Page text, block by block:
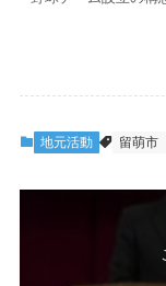
地元活動 留萌市